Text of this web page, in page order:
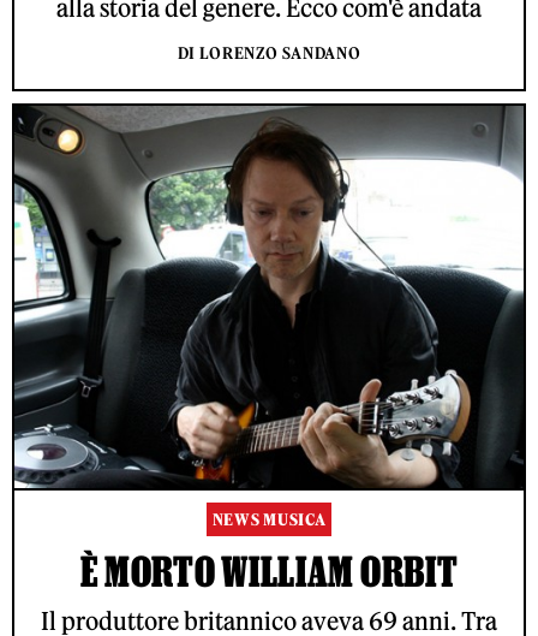
alla storia del genere. Ecco com'è andata
DI LORENZO SANDANO
NEWS MUSICA
È MORTO WILLIAM ORBIT
Il produttore britannico aveva 69 anni. Tra